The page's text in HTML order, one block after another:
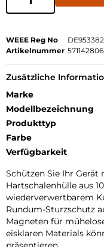
WEEE Reg No
Artikelnummer
Zusätzliche
Marke
Modellbezeichnung
Produkttyp
Farbe
Verfügbarkeit
Schützen Sie Ihr
Hartschalenhülle aus
wiederverwertbarem
Rundum-Sturzschutz
Magneten für
eisklaren Materials